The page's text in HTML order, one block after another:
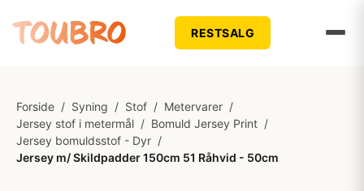
RESTSALG
Forside / Syning / Stof / Metervarer /
Jersey stof i metermål / Bomuld Jersey Print /
Jersey bomuldsstof - Dyr /
Jersey m/ Skildpadder 150cm 51 Råhvid - 50cm